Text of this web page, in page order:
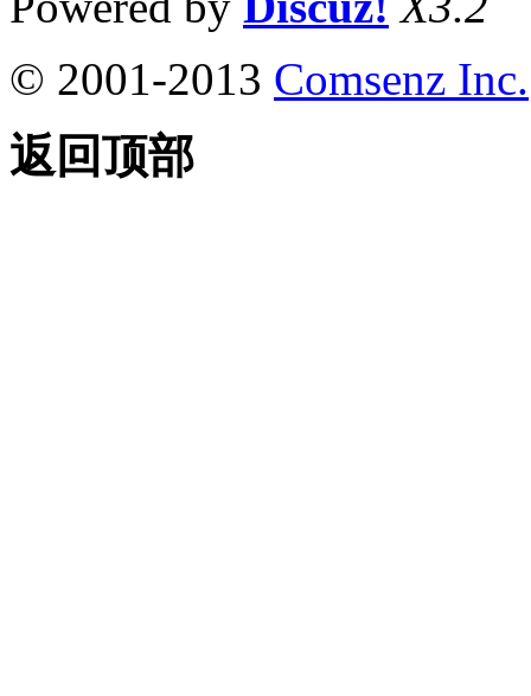
© 2001-2013 Comsenz Inc.
返回顶部